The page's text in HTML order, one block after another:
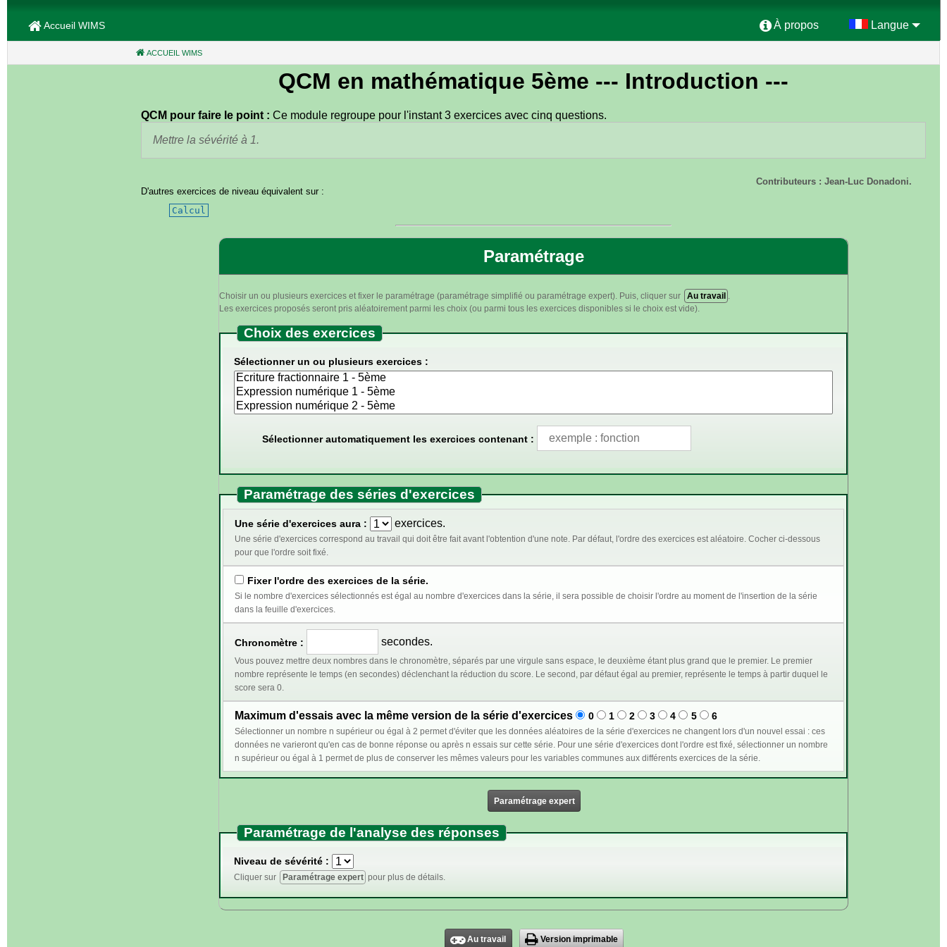
Accueil WIMS À propos Langue
ACCUEIL WIMS
QCM en mathématique 5ème --- Introduction ---
QCM pour faire le point : Ce module regroupe pour l'instant 3 exercices avec cinq questions.
Mettre la sévérité à 1.
Contributeurs : Jean-Luc Donadoni.
D'autres exercices de niveau équivalent sur :
Calcul
Paramétrage
Choisir un ou plusieurs exercices et fixer le paramétrage (paramétrage simplifié ou paramétrage expert). Puis, cliquer sur Au travail
Les exercices proposés seront pris aléatoirement parmi les choix (ou parmi tous les exercices disponibles si le choix est vide).
Choix des exercices
Sélectionner un ou plusieurs exercices :
Sélectionner automatiquement les exercices contenant :
Paramétrage des séries d'exercices
Une série d'exercices aura : exercices.
Une série d'exercices correspond au travail qui doit être fait avant l'obtention d'une note. Par défaut, l'ordre des exercices est aléatoire. Cocher ci-dessous
pour que l'ordre soit fixé.
Fixer l'ordre des exercices de la série.
Si le nombre d'exercices sélectionnés est égal au nombre d'exercices dans la série, il sera possible de choisir l'ordre au moment de l'insertion de la série
dans la feuille d'exercices.
Chronomètre : secondes.
Vous pouvez mettre deux nombres dans le chronomètre, séparés par une virgule sans espace, le deuxième étant plus grand que le premier. Le premier
nombre représente le temps (en secondes) déclenchant la réduction du score. Le second, par défaut égal au premier, représente le temps à partir duquel le
score sera 0.
Maximum d'essais avec la même version de la série d'exercices 0 1 2 3 4 5 6
Sélectionner un nombre n supérieur ou égal à 2 permet d'éviter que les données aléatoires de la série d'exercices ne changent lors d'un nouvel essai : ces
données ne varieront qu'en cas de bonne réponse ou après n essais sur cette série. Pour une série d'exercices dont l'ordre est fixé, sélectionner un nombre
n supérieur ou égal à 1 permet de plus de conserver les mêmes valeurs pour les variables communes aux différents exercices de la série.
Paramétrage expert
Paramétrage de l'analyse des réponses
Niveau de sévérité :
Cliquer sur Paramétrage expert pour plus de détails.
Au travail Version imprimable